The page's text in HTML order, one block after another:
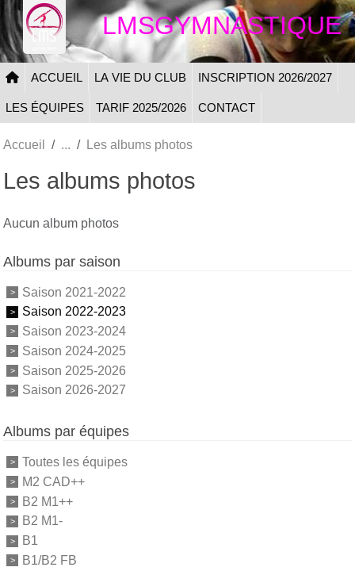
LMSGYMNASTIQUE
ACCUEIL LA VIE DU CLUB INSCRIPTION 2026/2027
LES ÉQUIPES TARIF 2025/2026 CONTACT
Accueil Les albums photos
Les albums photos
Aucun album photos
Albums par saison
Saison 2021-2022
Saison 2022-2023
Saison 2023-2024
Saison 2024-2025
Saison 2025-2026
Saison 2026-2027
Albums par équipes
Toutes les équipes
M2 CAD++
B2 M1++
B2 M1-
B1
B1/B2 FB
Panneau de gestion des cookies